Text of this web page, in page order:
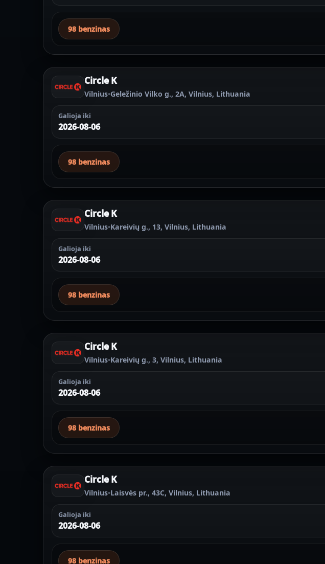
98 benzinas
Circle K
Vilnius•Geležinio Vilko g., 2A, Vilnius, Lithuania
Galioja iki
2026-08-06
98 benzinas
Circle K
Vilnius•Kareivių g., 13, Vilnius, Lithuania
Galioja iki
2026-08-06
98 benzinas
Circle K
Vilnius•Kareivių g., 3, Vilnius, Lithuania
Galioja iki
2026-08-06
98 benzinas
Circle K
Vilnius•Laisvės pr., 43C, Vilnius, Lithuania
Galioja iki
2026-08-06
98 benzinas